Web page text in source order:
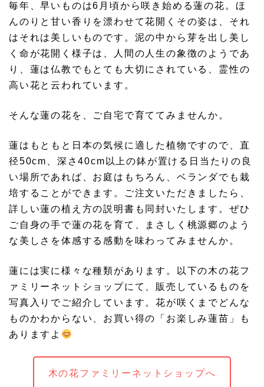
毎年、早いものは6月頃から咲き始める蓮の花。ほ
んのりと甘い香りを漂わせて花開くその姿は、それ
はそれは美しいものです。泥の中から芽を出し美し
く命が花開く様子は、人間の人生の象徴のようであ
り、蓮は仏教でもとても大切にされている、霊性の
高い花と云われています。
そんな蓮の花を、ご自宅で育ててみませんか。
蓮はもともと日本の気候に適した植物ですので、直
径50cm、深さ40cm以上の鉢が置ける日当たりの良
い場所であれば、お庭はもちろん、ベランダでも栽
培することができます。ご注文いただきましたら、
詳しい蓮の植え方の説明書も同封いたします。ぜひ
ご自身の手で蓮の花を育て、まさしく桃源郷のよう
な美しさを体感する感動を味わってみませんか。
蓮には実に様々な種類があります。以下の木の花フ
ァミリーネットショップにて、販売しているものを
写真入りでご紹介しています。花が咲くまでどんな
ものかわからない、お買い得の「お楽しみ蓮苗」も
ありますよ
木の花ファミリーネットショップへ